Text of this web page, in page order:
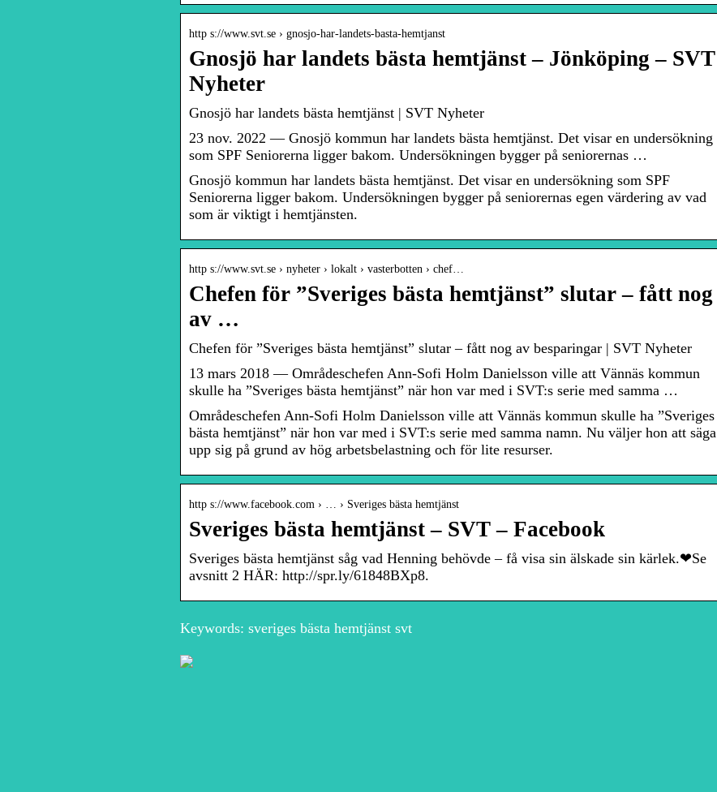
http s://www.svt.se › gnosjo-har-landets-basta-hemtjanst
Gnosjö har landets bästa hemtjänst – Jönköping – SVT
Nyheter
Gnosjö har landets bästa hemtjänst | SVT Nyheter
23 nov. 2022 — Gnosjö kommun har landets bästa hemtjänst. Det visar en undersökning
som SPF Seniorerna ligger bakom. Undersökningen bygger på seniorernas …
Gnosjö kommun har landets bästa hemtjänst. Det visar en undersökning som SPF
Seniorerna ligger bakom. Undersökningen bygger på seniorernas egen värdering av vad
som är viktigt i hemtjänsten.
http s://www.svt.se › nyheter › lokalt › vasterbotten › chef…
Chefen för ”Sveriges bästa hemtjänst” slutar – fått nog
av …
Chefen för ”Sveriges bästa hemtjänst” slutar – fått nog av besparingar | SVT Nyheter
13 mars 2018 — Områdeschefen Ann-Sofi Holm Danielsson ville att Vännäs kommun
skulle ha ”Sveriges bästa hemtjänst” när hon var med i SVT:s serie med samma …
Områdeschefen Ann-Sofi Holm Danielsson ville att Vännäs kommun skulle ha ”Sveriges
bästa hemtjänst” när hon var med i SVT:s serie med samma namn. Nu väljer hon att säga
upp sig på grund av hög arbetsbelastning och för lite resurser.
http s://www.facebook.com › … › Sveriges bästa hemtjänst
Sveriges bästa hemtjänst – SVT – Facebook
Sveriges bästa hemtjänst såg vad Henning behövde – få visa sin älskade sin kärlek.❤Se
avsnitt 2 HÄR: http://spr.ly/61848BXp8.
Keywords: sveriges bästa hemtjänst svt